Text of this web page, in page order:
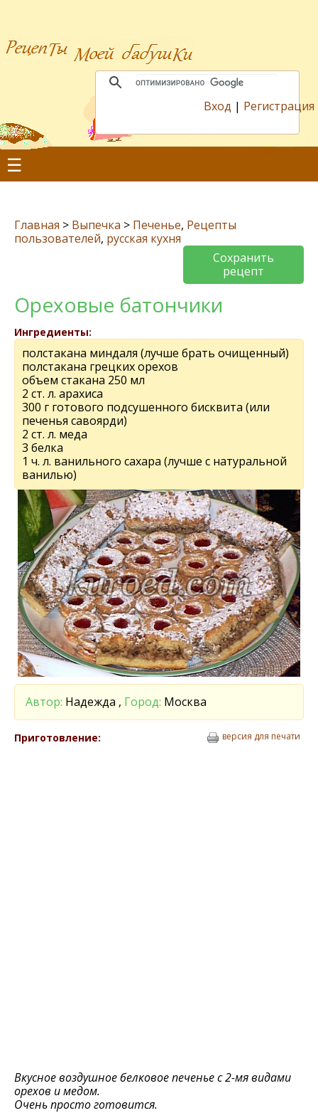
Вход | Регистрация
☰
Главная > Выпечка > Печенье, Рецепты
пользователей, русская кухня
Сохранить
рецепт
Ореховые батончики
Ингредиенты:
полстакана миндаля (лучше брать очищенный)
полстакана грецких орехов
объем стакана 250 мл
2 ст. л. арахиса
300 г готового подсушенного бисквита (или
печенья савоярди)
2 ст. л. меда
3 белка
1 ч. л. ванильного сахара (лучше с натуральной
ванилью)
Автор: Надежда , Город: Москва
Приготовление: версия для печати
Вкусное воздушное белковое печенье с 2-мя видами
орехов и медом.
Очень просто готовится.